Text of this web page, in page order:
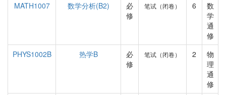
MATH1007
数学分析(B2)
必
修
笔试（闭卷） 6
数
学
通
修
PHYS1002B
热学B
必
修
笔试（闭卷） 2
物
理
通
修